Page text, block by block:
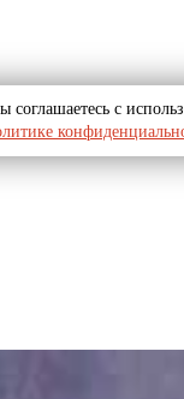
соглашаетесь с